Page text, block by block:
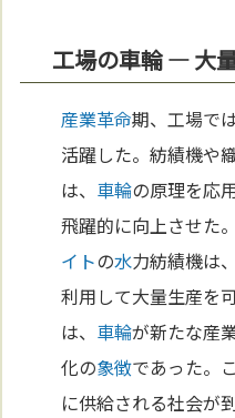
工場の車輪 ― 大
産業革命期、工場で
活躍した。紡績機や
は、 車輪の原理を応
飛躍的に向上させた
イトの水力紡績機は、
利用して大量生産を
は、 車輪が新たな産
化の象徴であった。
に供給される社会が